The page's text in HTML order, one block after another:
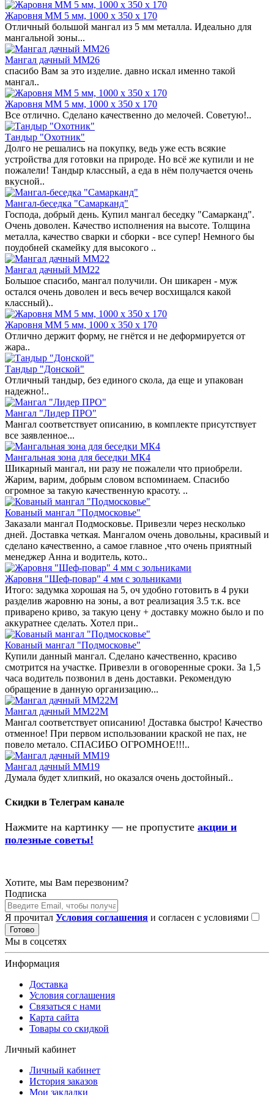
Жаровня ММ 5 мм, 1000 х 350 х 170
Отличный большой мангал из 5 мм металла. Идеально для
мангальной зоны...
Мангал дачный ММ26
спасибо Вам за это изделие. давно искал именно такой
мангал..
Жаровня ММ 5 мм, 1000 х 350 х 170
Все отлично. Сделано качественно до мелочей. Советую!..
Тандыр "Охотник"
Долго не решались на покупку, ведь уже есть всякие
устройства для готовки на природе. Но всё же купили и не
пожалели! Тандыр классный, а еда в нём получается очень
вкусной..
Мангал-беседка "Самарканд"
Господа, добрый день. Купил мангал беседку "Самарканд".
Очень доволен. Качество исполнения на высоте. Толщина
металла, качество сварки и сборки - все супер! Немного бы
поудобней скамейку для высокого ..
Мангал дачный ММ22
Большое спасибо, мангал получили. Он шикарен - муж
остался очень доволен и весь вечер восхищался какой
классный)..
Жаровня ММ 5 мм, 1000 х 350 х 170
Отлично держит форму, не гнётся и не деформируется от
жара..
Тандыр "Донской"
Отличный тандыр, без единого скола, да еще и упакован
надежно!..
Мангал "Лидер ПРО"
Мангал соответствует описанию, в комплекте присутствует
все заявленное...
Мангальная зона для беседки МК4
Шикарный мангал, ни разу не пожалели что приобрели.
Жарим, варим, добрым словом вспоминаем. Спасибо
огромное за такую качественную красоту. ..
Кованый мангал "Подмосковье"
Заказали мангал Подмосковье. Привезли через несколько
дней. Доставка четкая. Мангалом очень довольны, красивый и
сделано качественно, а самое главное ,что очень приятный
менеджер Анна и водитель, кото..
Жаровня "Шеф-повар" 4 мм с зольниками
Итого: задумка хорошая на 5, оч удобно готовить в 4 руки
разделив жаровню на зоны, а вот реализация 3.5 т.к. все
приварено криво, за такую цену + доставку можно было и по
аккуратнее сделать. Хотел при..
Кованый мангал "Подмосковье"
Купили данный мангал. Сделано качественно, красиво
смотрится на участке. Привезли в оговоренные сроки. За 1,5
часа водитель позвонил в день доставки. Рекомендую
обращение в данную организацию...
Мангал дачный ММ22М
Мангал соответствует описанию! Доставка быстро! Качество
отменное! При первом использовании краской не пах, не
повело метало. СПАСИБО ОГРОМНОЕ!!!..
Мангал дачный ММ19
Думала будет хлипкий, но оказался очень достойный..
Скидки в Телеграм канале
Нажмите на картинку — не пропустите акции и
полезные советы!
Хотите, мы Вам перезвоним?
Подписка
Я прочитал Условия соглашения и согласен с условиями
Готово
Мы в соцсетях
Информация
Доставка
Условия соглашения
Связаться с нами
Карта сайта
Товары со скидкой
Личный кабинет
Личный кабинет
История заказов
Мои закладки